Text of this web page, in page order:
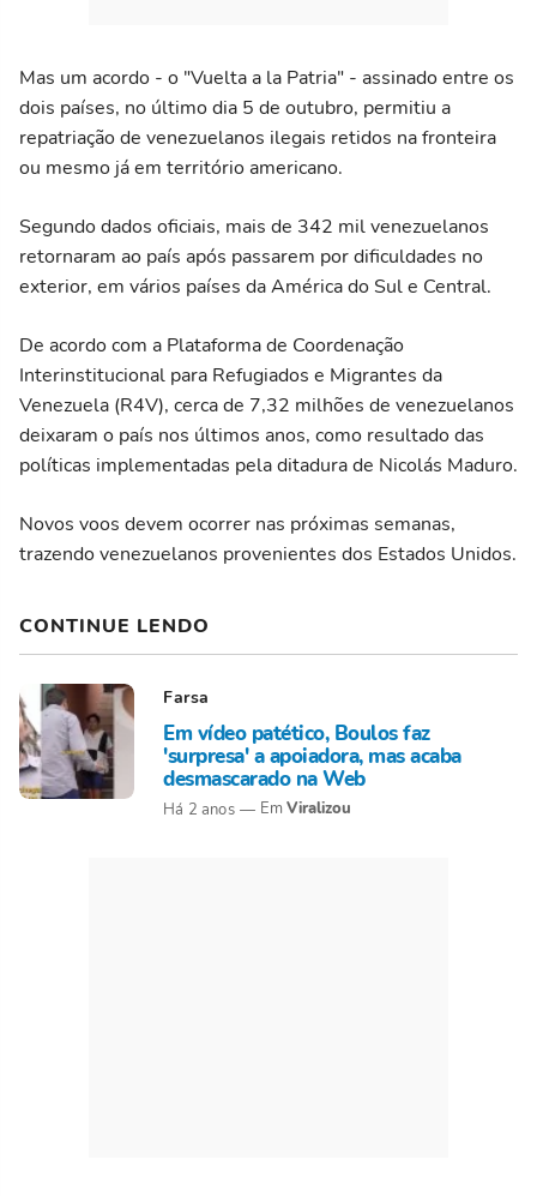
Mas um acordo - o "Vuelta a la Patria" - assinado entre os
dois países, no último dia 5 de outubro, permitiu a
repatriação de venezuelanos ilegais retidos na fronteira
ou mesmo já em território americano.
Segundo dados oficiais, mais de 342 mil venezuelanos
retornaram ao país após passarem por dificuldades no
exterior, em vários países da América do Sul e Central.
De acordo com a Plataforma de Coordenação
Interinstitucional para Refugiados e Migrantes da
Venezuela (R4V), cerca de 7,32 milhões de venezuelanos
deixaram o país nos últimos anos, como resultado das
políticas implementadas pela ditadura de Nicolás Maduro.
Novos voos devem ocorrer nas próximas semanas,
trazendo venezuelanos provenientes dos Estados Unidos.
CONTINUE LENDO
Farsa
Em vídeo patético, Boulos faz
'surpresa' a apoiadora, mas acaba
desmascarado na Web
Há 2 anos Viralizou